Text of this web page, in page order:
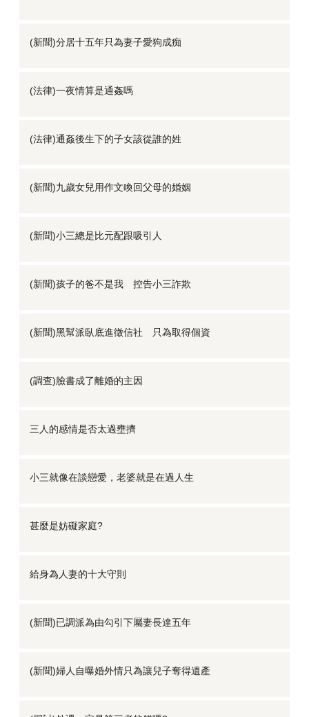
(新聞)分居十五年只為妻子愛狗成痴
(法律)一夜情算是通姦嗎
(法律)通姦後生下的子女該從誰的姓
(新聞)九歲女兒用作文喚回父母的婚姻
(新聞)小三總是比元配跟吸引人
(新聞)孩子的爸不是我 控告小三詐欺
(新聞)黑幫派臥底進徵信社 只為取得個資
(調查)臉書成了離婚的主因
三人的感情是否太過壅擠
小三就像在談戀愛，老婆就是在過人生
甚麼是妨礙家庭?
給身為人妻的十大守則
(新聞)已調派為由勾引下屬妻長達五年
(新聞)婦人自曝婚外情只為讓兒子奪得遺產